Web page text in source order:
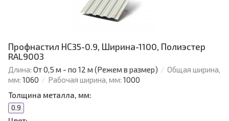
Профнастил НС35-0.9, Ширина-1100, Полиэстер
RAL9003
Длина: От 0,5 м - по 12 м (Режем в размер)
Общая ширина,
мм: 1060 Рабочая ширина, мм: 1000
Толщина металла, мм:
0.9